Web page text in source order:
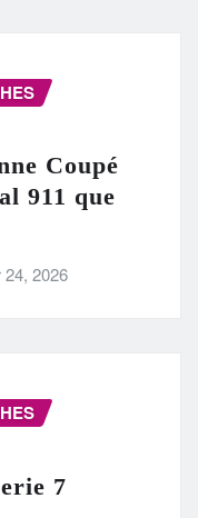
Coupé
911 que
24, 2026
7